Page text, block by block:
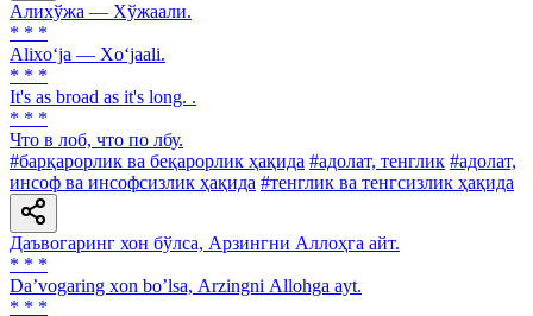
Алихўжа — Хўжаали.
* * *
Alixo‘ja — Xo‘jaali.
* * *
It's as broad as it's long. .
* * *
Что в лоб, что по лбу.
#барқарорлик ва беқарорлик ҳақида #адолат, тенглик #адолат,
инсоф ва инсофсизлик ҳақида #тенглик ва тенгсизлик ҳақида
Даъвогаринг хон бўлса, Арзингни Аллоҳга айт.
* * *
Daʼvogaring xon boʼlsa, Аrzingni Аllohga ayt.
* * *